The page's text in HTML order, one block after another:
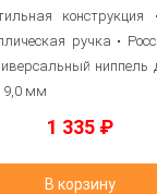
конструкция
ручка •
ниппель
9,0 мм
1 335 ₽
В корзину